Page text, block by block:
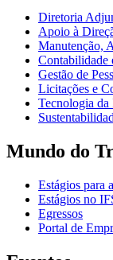
Diretoria
Apoio à
Manutenção,
Contabilidade
Gestão de
Licitações e
Tecnologia da
Mundo do
Estágios para
Estágios no
Egressos
Portal de